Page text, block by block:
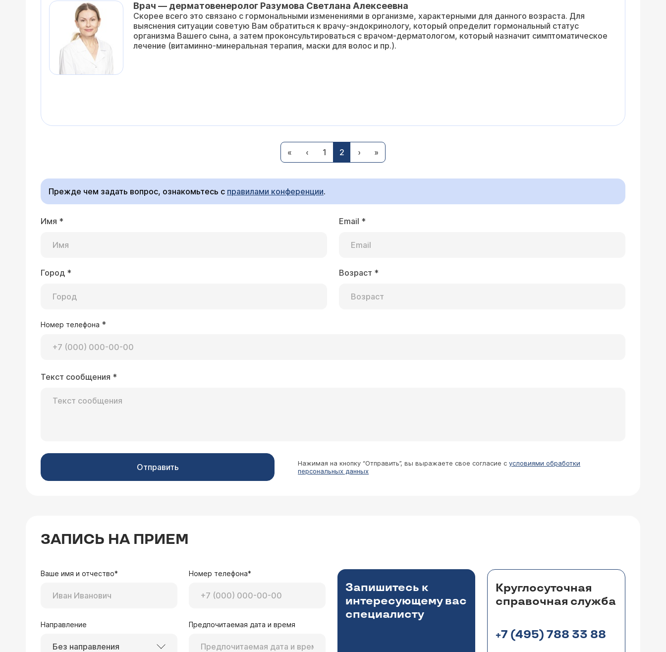
врачу нужно обратиться и Ваше мнение по данному вопросу. PS. В нашей семье нет лысых мужчин и отец моего сына тоже
не был лысым. А живем мы на востоке США уже более 2-х лет. Для информации, на всякий случай. С уважением.
Врач — дерматовенеролог Разумова Светлана Алексеевна
Скорее всего это связано с гормональными изменениями в организме, характерными для данного возраста. Для
выяснения ситуации советую Вам обратиться к врачу-эндокринологу, который определит гормональный статус
организма Вашего сына, а затем проконсультироваться с врачом-дерматологом, который назначит симптоматическое
лечение (витаминно-минеральная терапия, маски для волос и пр.).
« ‹ 1 2 › »
Прежде чем задать вопрос, ознакомьтесь с правилами конференции.
Имя * Email *
Город * Возраст *
Номер телефона *
Текст сообщения *
Отправить Нажимая на кнопку “Отправить”, вы выражаете свое согласие сусловиями обработки
персональных данных
ЗАПИСЬ НА ПРИЕМ
Ваше имя и отчество* Номер телефона*
Направление
Без направления
Предпочитаемая дата и время
Запишитесь к
интересующему вас
специалисту
Круглосуточная
справочная служба
+7 (495) 788 33 88